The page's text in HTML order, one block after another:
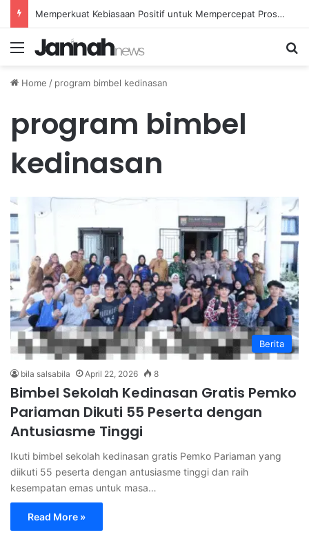
Memperkuat Kebiasaan Positif untuk Mempercepat Proses Pemulihan Mental Anda
Menu
Home / program bimbel kedinasan
program bimbel
kedinasan
Berita
bila salsabila April 22, 2026 8
Bimbel Sekolah Kedinasan Gratis Pemko
Pariaman Dikuti 55 Peserta dengan
Antusiasme Tinggi
Ikuti bimbel sekolah kedinasan gratis Pemko Pariaman yang
diikuti 55 peserta dengan antusiasme tinggi dan raih
kesempatan emas untuk masa…
Read More »